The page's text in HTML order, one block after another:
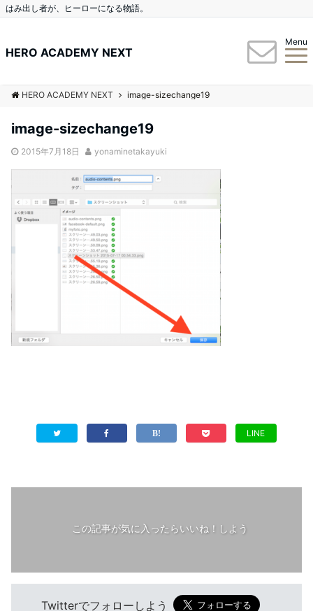
はみ出し者が、ヒーローになる物語。
HERO ACADEMY NEXT
Menu
HERO ACADEMY NEXT image-sizechange19
image-sizechange19
2015年7月18日 yonaminetakayuki
LINE
この記事が気に入ったらいいね！しよう
Twitterでフォローしよう